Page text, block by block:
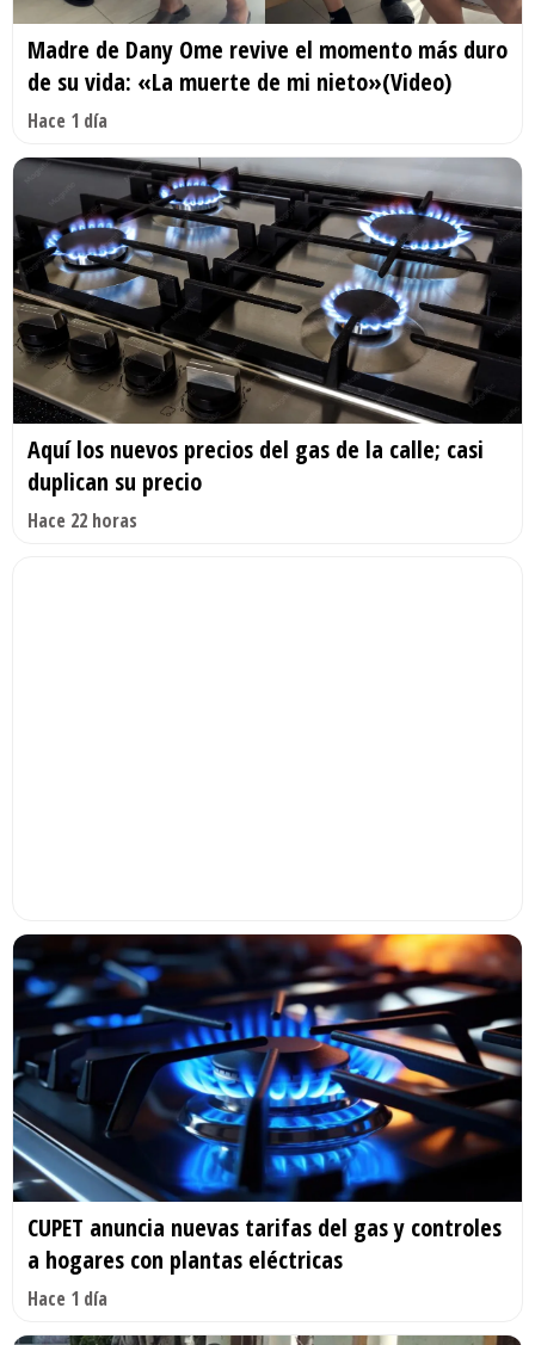
Madre de Dany Ome revive el momento más duro
de su vida: «La muerte de mi nieto»(Video)
Hace 1 día
Aquí los nuevos precios del gas de la calle; casi
duplican su precio
Hace 22 horas
CUPET anuncia nuevas tarifas del gas y controles
a hogares con plantas eléctricas
Hace 1 día